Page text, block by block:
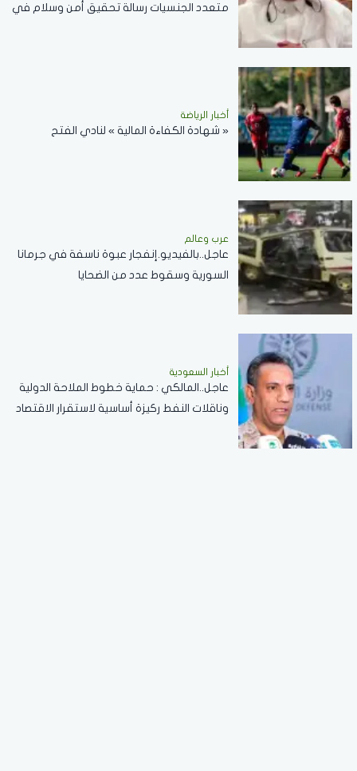
متعدد الجنسيات رسالة تحقيق أمن وسلام في
أخبار الرياضة
« شهادة الكفاءة المالية » لنادي الفتح
عرب وعالم
عاجل..بالفيديو.إنفجار عبوة ناسفة في جرمانا
السورية وسقوط عدد من الضحايا
أخبار السعودية
عاجل..المالكي : حماية خطوط الملاحة الدولية
وناقلات النفط ركيزة أساسية لاستقرار الاقتصاد